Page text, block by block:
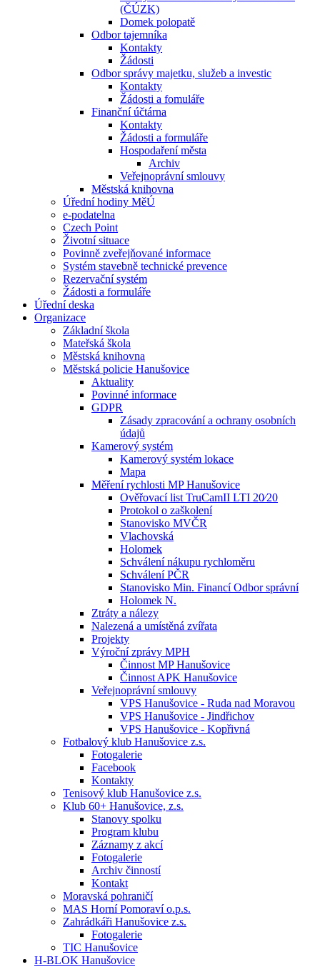
(ČÚZK)
Domek polopatě
Odbor tajemníka
Kontakty
Žádosti
Odbor správy majetku, služeb a investic
Kontakty
Žádosti a fomuláře
Finanční účtárna
Kontakty
Žádosti a formuláře
Hospodaření města
Archiv
Veřejnoprávní smlouvy
Městská knihovna
Úřední hodiny MěÚ
e-podatelna
Czech Point
Životní situace
Povinně zveřejňované informace
Systém stavebně technické prevence
Rezervační systém
Žádosti a formuláře
Úřední deska
Organizace
Základní škola
Mateřská škola
Městská knihovna
Městská policie Hanušovice
Aktuality
Povinné informace
GDPR
Zásady zpracování a ochrany osobních
údajů
Kamerový systém
Kamerový systém lokace
Mapa
Měření rychlosti MP Hanušovice
Ověřovací list TruCamII LTI 20⁄20
Protokol o zaškolení
Stanovisko MVČR
Vlachovská
Holomek
Schválení nákupu rychloměru
Schválení PČR
Stanovisko Min. Financí Odbor správní
Holomek N.
Ztráty a nálezy
Nalezená a umístěná zvířata
Projekty
Výroční zprávy MPH
Činnost MP Hanušovice
Činnost APK Hanušovice
Veřejnoprávní smlouvy
VPS Hanušovice - Ruda nad Moravou
VPS Hanušovice - Jindřichov
VPS Hanušovice - Kopřivná
Fotbalový klub Hanušovice z.s.
Fotogalerie
Facebook
Kontakty
Tenisový klub Hanušovice z.s.
Klub 60+ Hanušovice, z.s.
Stanovy spolku
Program klubu
Záznamy z akcí
Fotogalerie
Archiv činností
Kontakt
Moravská pohraničí
MAS Horní Pomoraví o.p.s.
Zahrádkáři Hanušovice z.s.
Fotogalerie
TIC Hanušovice
H-BLOK Hanušovice